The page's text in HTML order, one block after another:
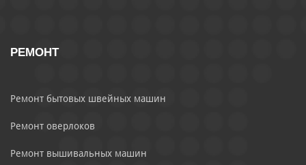
РЕМОНТ
Ремонт бытовых швейных машин
Ремонт оверлоков
Ремонт вышивальных машин